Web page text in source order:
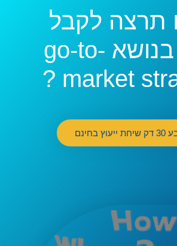
תרצה לקבל
ייעוץ בנושא go-to-
market
ייעוץ בחינם